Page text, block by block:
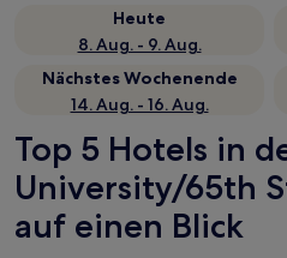
Heute
8. Aug. - 9. Aug.
Nächstes Wochenende
14. Aug. - 16. Aug.
Top 5 Hotels in
University/65th
auf einen Blick